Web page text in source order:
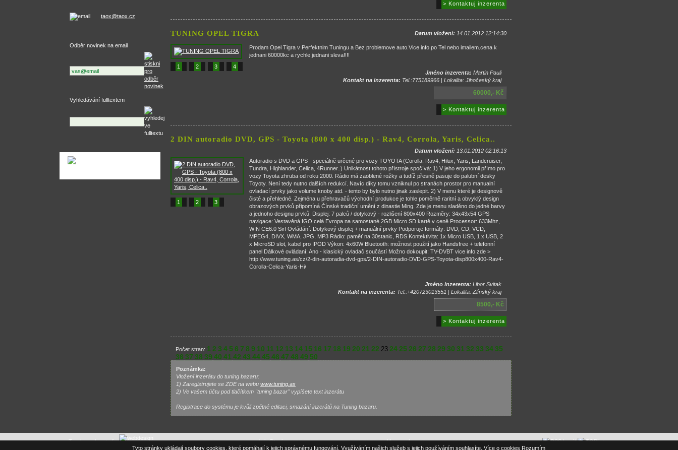
> Kontaktuj inzerenta
TUNING OPEL TIGRA Datum vložení: 14.01.2012 12:14:30
1 2 3 4
Prodam Opel Tigra v Perfektnim Tuningu a Bez problemove auto.Vice info po Tel nebo imailem.cena k
jednani 60000kc a rychle jednani sleva!!!!
Jméno inzerenta: Martin Pauli
Kontakt na inzerenta: Tel.:775189966 | Lokalita: Jihočeský kraj
60000,- Kč
> Kontaktuj inzerenta
2 DIN autoradio DVD, GPS - Toyota (800 x 400 disp.) - Rav4, Corrola, Yaris, Celica..
Datum vložení: 13.01.2012 02:16:13
1 2 3
Autoradio s DVD a GPS - speciálně určené pro vozy TOYOTA (Corolla, Rav4, Hilux, Yaris, Landcruiser,
Tundra, Highlander, Celica, 4Runner..) Unikátnost tohoto přístroje spočívá: 1) V jeho ergonomii přímo pro
vozy Toyota zhruba od roku 2000. Rádio má zaoblené rožky a tudíž přesně pasuje do palubní desky
Toyoty. Není tedy nutno dalších redukcí. Navíc díky tomu vzniknul po stranách prostor pro manualní
ovladací prvky jako volume knoby atd. - tento by bylo nutno jinak zaslepit. 2) V menu které je designově
čisté a přehledné. Zejména u přehravačů východní produkce je tohle poměrně raritní a obvyklý design
obrazových prvků připomíná Čínské tradiční umění z dinastie Ming. Zde je menu sladěno do jedné barvy
a jednoho designu prvků. Displej: 7 palců / dotykový - rozlišení 800x400 Rozměry: 34x43x54 GPS
navigace: Vestavěná IGO celá Evropa na samostané 2GB Micro SD kartě v ceně Processor: 633Mhz,
WIN CE6.0 Sirf Ovládání: Dotykový displej + manuální prvky Podporuje formáty: DVD, CD, VCD,
MPEG4, DIVX, WMA, JPG, MP3 Rádio: paměť na 30stanic, RDS Kontektivita: 1x Micro USB, 1 x USB, 2
x MicroSD slot, kabel pro IPOD Výkon: 4x60W Bluetooth: možnost použití jako Handsfree + telefonní
panel Dálkové ovládaní: Ano - klasický ovladač součástí Možno dokoupit: TV-DVBT vice info zde >
http://www.tuning.as/cz/2-din-autoradia-dvd-gps/2-DIN-autoradio-DVD-GPS-Toyota-disp800x400-Rav4-
Corolla-Celica-Yaris-Hi/
Jméno inzerenta: Libor Svitak
Kontakt na inzerenta: Tel.:+420723013551 | Lokalita: Zlínský kraj
8500,- Kč
> Kontaktuj inzerenta
Počet stran: 1 2 3 4 5 6 7 8 9 10 11 12 13 14 15 16 17 18 19 20 21 22 23 2425 26 27 28 29 30 31 32 33 3435
36 37 38 39 40 41 42 43 4445 46 47 48 49 50
Poznámka:
Vložení inzerátu do tuning bazaru:
1) Zaregistrujete se ZDE na webu www.tuning.as
2) Ve vašem účtu pod tlačítkem "tuning bazar" vypíšete text inzerátu
Registrace do systému je kvůli zpětné editaci, smazání inzerátů na Tuning bazaru.
taox@taox.cz
Odběr novinek na email
Vyhledávání fulltextem
Tvorba webu studio tuning .as: E-mail správce webu:admin@tuning.as| Optimalizováno pro IE 7 a Mozilla |Mapa webu| © Tuning.as 2009
Tyto stránky ukládají soubory cookies, které pomáhají k jejich správnému fungování. Využíváním našich služeb s jejich používáním souhlasíte. Více o cookies Rozumím